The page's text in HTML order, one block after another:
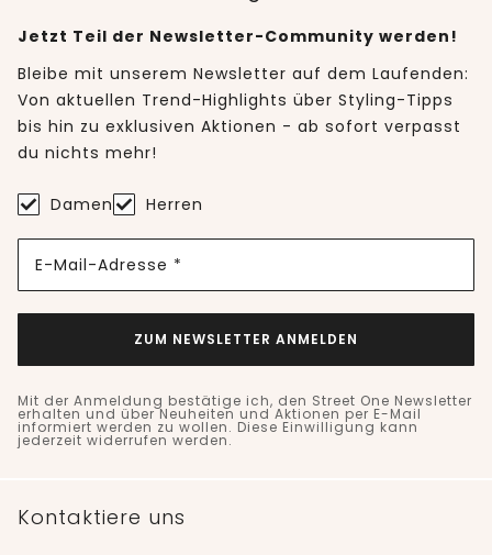
Jetzt Teil der Newsletter-Community werden!
Bleibe mit unserem Newsletter auf dem Laufenden:
Von aktuellen Trend-Highlights über Styling-Tipps
bis hin zu exklusiven Aktionen - ab sofort verpasst
du nichts mehr!
Damen Herren
E-Mail-Adresse *
ZUM NEWSLETTER ANMELDEN
Mit der Anmeldung bestätige ich, den Street One Newsletter
erhalten und über Neuheiten und Aktionen per E-Mail
informiert werden zu wollen. Diese Einwilligung kann
jederzeit widerrufen werden.
Kontaktiere uns